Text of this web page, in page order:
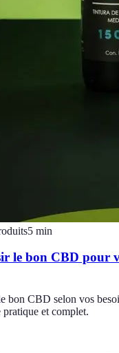
5 min
le bon CBD pour
bon CBD selon vos
et complet.